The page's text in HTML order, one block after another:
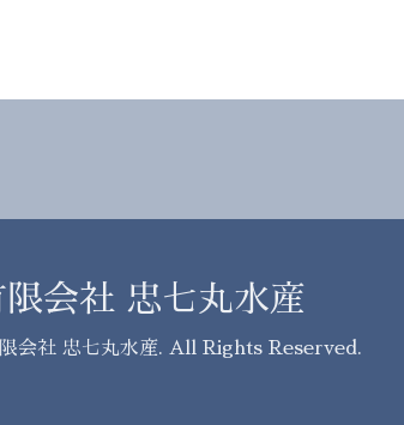
限会社 忠七丸水産
会社 忠七丸水産. All Rights Reserved.